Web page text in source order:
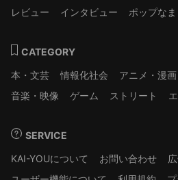
レビュー
インタビュー ポップな
CATEGORY
本・文芸
情報化社会 アニメ・漫画
音楽・映像
ゲーム ストリート
SERVICE
KAI-YOUについて
お問い合わせ